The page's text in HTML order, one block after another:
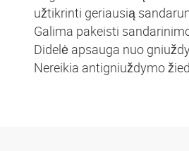
užtikrinti geriausią
Galima pakeisti
Didelė apsauga nuo
Nereikia antigniuždymo